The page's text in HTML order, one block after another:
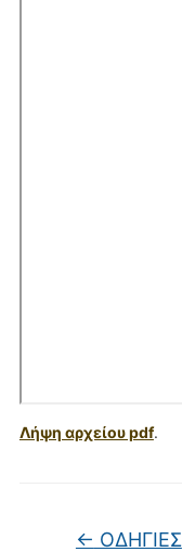
Λήψη αρχείου pdf.
← ΟΔΗΓΙΕΣ